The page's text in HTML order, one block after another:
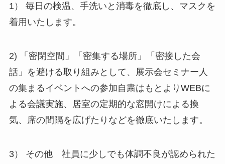
1） 毎日の検温、手洗いと消毒を徹底し、マスクを
着用いたします。
2) 「密閉空間」「密集する場所」「密接した会
話」を避ける取り組みとして、展示会セミナー人
の集まるイベントへの参加自粛はもとよりWEBに
よる会議実施、居室の定期的な窓開けによる換
気、席の間隔を広げたりなどを徹底いたします。
3） その他 社員に少しでも体調不良が認められた